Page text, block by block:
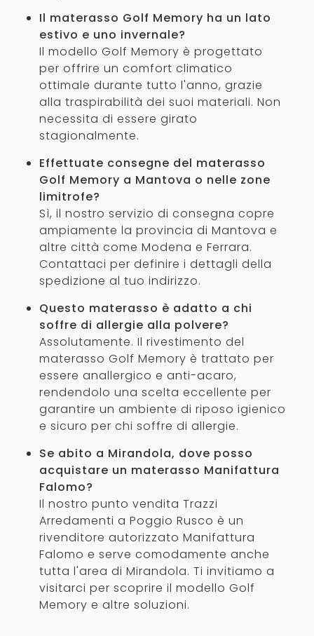
Il materasso Golf Memory ha un lato
estivo e uno invernale?
Il modello Golf Memory è progettato
per offrire un comfort climatico
ottimale durante tutto l'anno, grazie
alla traspirabilità dei suoi materiali. Non
necessita di essere girato
stagionalmente.
Effettuate consegne del materasso
Golf Memory a Mantova o nelle zone
limitrofe?
Sì, il nostro servizio di consegna copre
ampiamente la provincia di Mantova e
altre città come Modena e Ferrara.
Contattaci per definire i dettagli della
spedizione al tuo indirizzo.
Questo materasso è adatto a chi
soffre di allergie alla polvere?
Assolutamente. Il rivestimento del
materasso Golf Memory è trattato per
essere anallergico e anti-acaro,
rendendolo una scelta eccellente per
garantire un ambiente di riposo igienico
e sicuro per chi soffre di allergie.
Se abito a Mirandola, dove posso
acquistare un materasso Manifattura
Falomo?
Il nostro punto vendita Trazzi
Arredamenti a Poggio Rusco è un
rivenditore autorizzato Manifattura
Falomo e serve comodamente anche
tutta l'area di Mirandola. Ti invitiamo a
visitarci per scoprire il modello Golf
Memory e altre soluzioni.